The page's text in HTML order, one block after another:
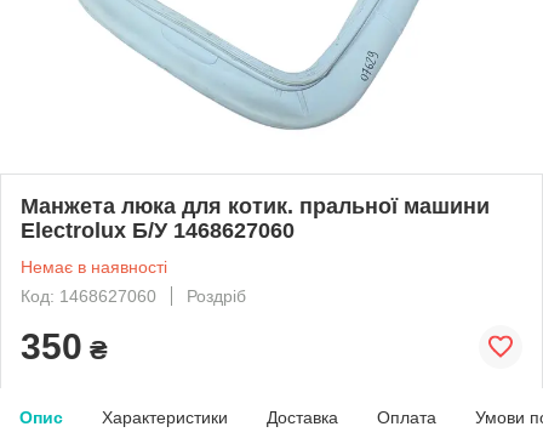
Манжета люка для котик. пральної машини
Electrolux Б/У 1468627060
Немає в наявності
Код: 1468627060
Роздріб
350 ₴
Опис Характеристики Доставка Оплата Умови